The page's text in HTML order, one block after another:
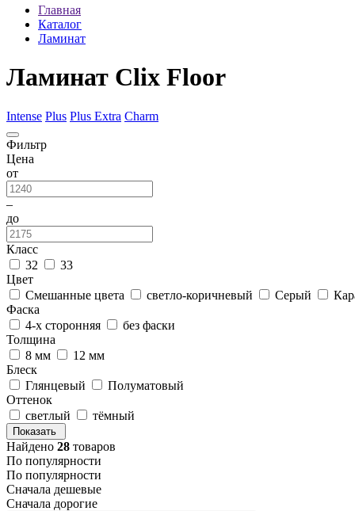
Главная
Каталог
Ламинат
Ламинат Clix Floor
Intense Plus Plus Extra Charm
Фильтр
Цена
от
–
до
Класс
32
33
Цвет
Смешанные цвета
светло-коричневый Серый
Фаска
4-х сторонняя
без фаски
Толщина
8 мм
12 мм
Блеск
Глянцевый
Полуматовый
Оттенок
светлый
тёмный
Показать
Найдено 28 товаров
По популярности
По популярности
Сначала дешевые
Сначала дорогие